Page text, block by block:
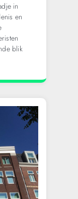
in
en
blik